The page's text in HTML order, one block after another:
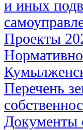
и иных
Проекты
Перечень
Документы